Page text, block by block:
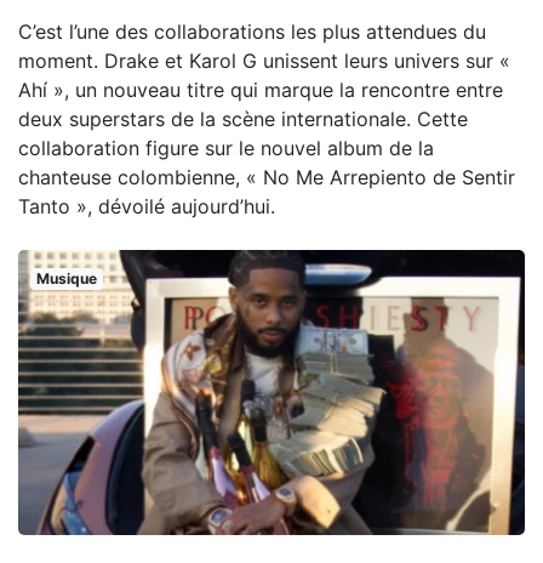
C’est l’une des collaborations les plus attendues du
moment. Drake et Karol G unissent leurs univers sur «
Ahí », un nouveau titre qui marque la rencontre entre
deux superstars de la scène internationale. Cette
collaboration figure sur le nouvel album de la
chanteuse colombienne, « No Me Arrepiento de Sentir
Tanto », dévoilé aujourd’hui.
Musique